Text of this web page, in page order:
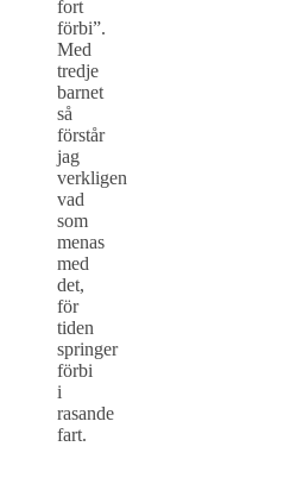
fort
förbi”.
Med
tredje
barnet
så
förstår
jag
verkligen
vad
som
menas
med
det,
för
tiden
springer
förbi
i
rasande
fart.